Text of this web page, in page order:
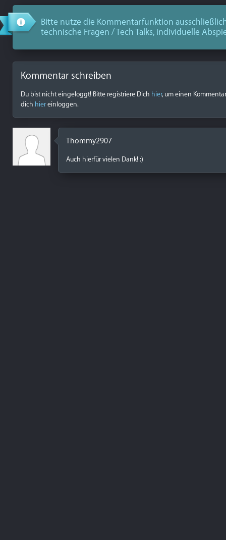
Bitte nutze die Kommentarfunktion
technische Fragen / Tech Talks, individuelle
Kommentar schreiben
Du bist nicht eingeloggt! Bitte registriere Dich hier, um einen
dich hiereinloggen.
Thommy2907
Auch hierfür vielen Dank! :)